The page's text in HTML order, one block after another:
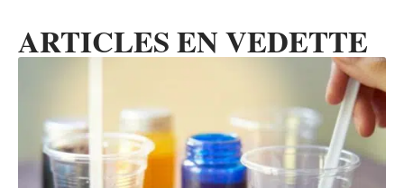
ARTICLES EN VEDETTE